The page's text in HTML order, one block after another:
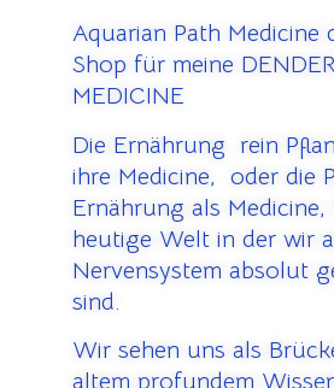
Aquarian Path Medicine
Shop für meine
MEDICINE
Die Ernährung rein
ihre Medicine, oder die
Ernährung als
heutige Welt in der wir
Nervensystem absolut
sind.
Wir sehen uns als
altem profundem